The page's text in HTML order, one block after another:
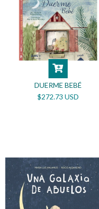
DUERME BEBÉ
$272.73 USD